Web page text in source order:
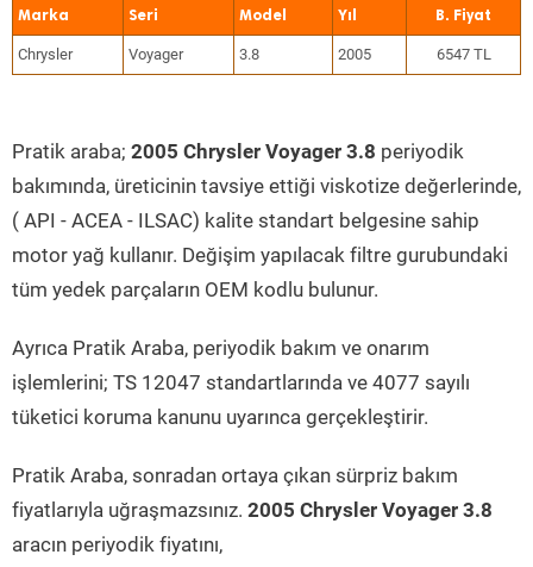
Marka Seri Model Yıl
Chrysler Voyager 3.8 2005 6547 TL
Pratik araba; 2005 Chrysler Voyager 3.8 periyodik
bakımında, üreticinin tavsiye ettiği viskotize değerlerinde,
( API - ACEA - ILSAC) kalite standart belgesine sahip
motor yağ kullanır. Değişim yapılacak filtre gurubundaki
tüm yedek parçaların OEM kodlu bulunur.
Ayrıca Pratik Araba, periyodik bakım ve onarım
işlemlerini; TS 12047 standartlarında ve 4077 sayılı
tüketici koruma kanunu uyarınca gerçekleştirir.
Pratik Araba, sonradan ortaya çıkan sürpriz bakım
fiyatlarıyla uğraşmazsınız. 2005 Chrysler Voyager 3.8
aracın periyodik fiyatını,